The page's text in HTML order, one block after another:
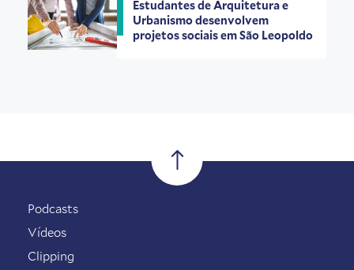
Estudantes de Arquitetura e
Urbanismo desenvolvem
projetos sociais em São Leopoldo
Podcasts
Vídeos
Clipping